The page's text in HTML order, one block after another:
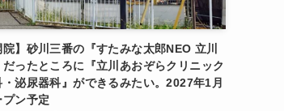
院】砂川三番の『すたみな太郎NEO 立川
だったところに『立川あおぞらクリニック
・泌尿器科』ができるみたい。2027年1月
プン予定